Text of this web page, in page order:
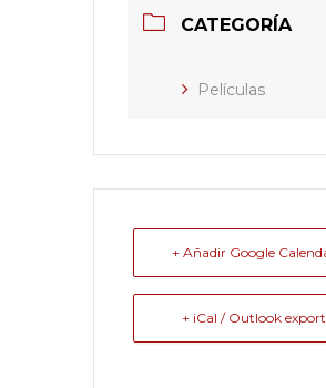
CATEGORÍA
Películas
+ Añadir Google
+ iCal / Outlook export